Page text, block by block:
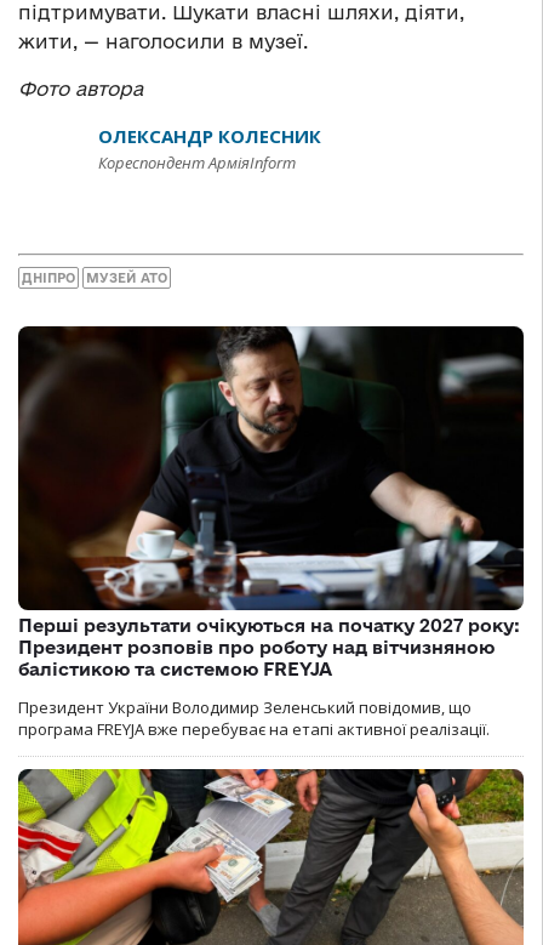
підтримувати. Шукати власні шляхи, діяти,
жити, — наголосили в музеї.
Фото автора
ОЛЕКСАНДР КОЛЕСНИК
Кореспондент АрміяInform
ДНІПРО МУЗЕЙ АТО
Перші результати очікуються на початку 2027 року:
Президент розповів про роботу над вітчизняною
балістикою та системою FREYJA
Президент України Володимир Зеленський повідомив, що
програма FREYJA вже перебуває на етапі активної реалізації.